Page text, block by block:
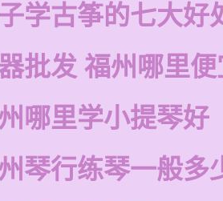
学古筝的七大好
批发 福州哪里
哪里学小提琴好
琴行练琴一般多